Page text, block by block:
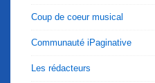
Coup de coeur musical
Communauté iPaginative
Les rédacteurs